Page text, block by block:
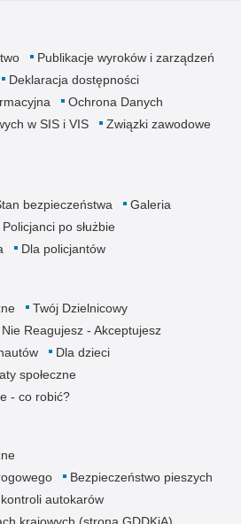
Publikacje wyroków i zarządzeń
Deklaracja dostępności
Ochrona Danych
w SIS i VIS
Związki zawodowe
bezpieczeństwa
Galeria
Policjanci po służbie
Dla policjantów
Twój Dzielnicowy
Nie Reagujesz - Akceptujesz
Dla dzieci
społeczne
- co robić?
Bezpieczeństwo pieszych
autokarów
krajowych (strona GDDKiA)